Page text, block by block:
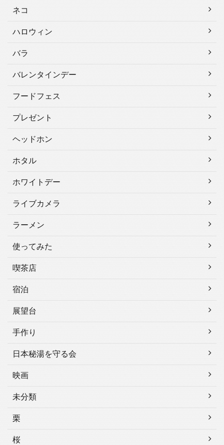
ネコ
ハロウィン
バラ
バレンタインデー
フードフェス
プレゼント
ヘッドホン
ホタル
ホワイトデー
ライブカメラ
ラーメン
使ってみた
喫茶店
宿泊
展望台
手作り
日本秘湯を守る会
映画
未分類
栗
桜